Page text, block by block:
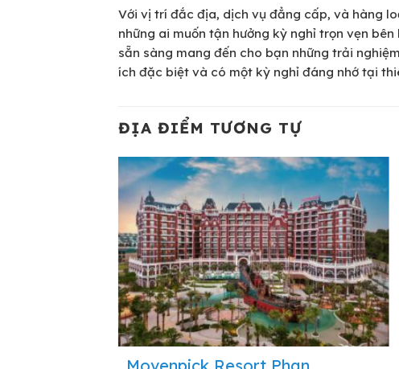
Với vị trí đắc địa, dịch vụ đẳng cấp, và hàng
những ai muốn tận hưởng kỳ nghỉ trọn vẹn
sẵn sàng mang đến cho bạn những trải
ích đặc biệt và có một kỳ nghỉ đáng nhớ tại
ĐỊA ĐIỂM TƯƠNG TỰ